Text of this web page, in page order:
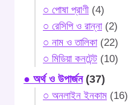
○ পোষা প্রাণী (4)
○ রেসিপি ও রান্না(2)
○ নাম ও তালিকা(22)
○ মিডিয়া কনটেন্ট (10)
● অর্থ ও উপার্জন(37)
○ অনলাইন ইনকাম (16)